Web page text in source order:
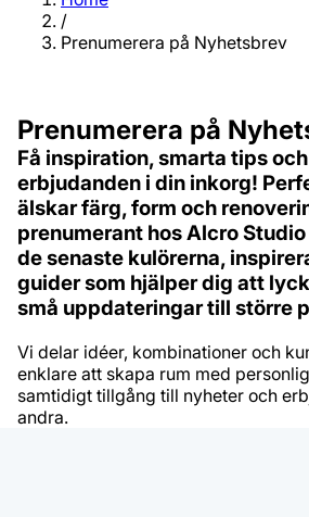
/
Prenumerera på Nyhetsbrev
Prenumerera på
Få inspiration, smarta tips
erbjudanden i din inkorg!
älskar färg, form och
prenumerant hos Alcro
de senaste kulörerna,
guider som hjälper dig att
små uppdateringar till större
Vi delar idéer, kombinationer och
enklare att skapa rum med
samtidigt tillgång till nyheter och
andra.